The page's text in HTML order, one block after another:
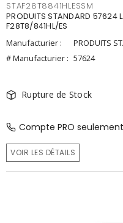
STAF28T8841HLESSM
PRODUITS STANDARD 57624
F28T8/841HL/ES
Manufacturier :
PRODUITS
# Manufacturier : 57624
Rupture de Stock
Compte PRO
VOIR LES DÉTAILS